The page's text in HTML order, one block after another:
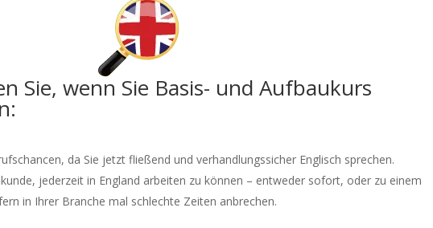
Sie, wenn Sie Basis- und Aufbaukurs
da Sie jetzt fließend und verhandlungssicher Englisch sprechen.
jederzeit in England arbeiten zu können – entweder sofort, oder zu einem
in Ihrer Branche mal schlechte Zeiten anbrechen.